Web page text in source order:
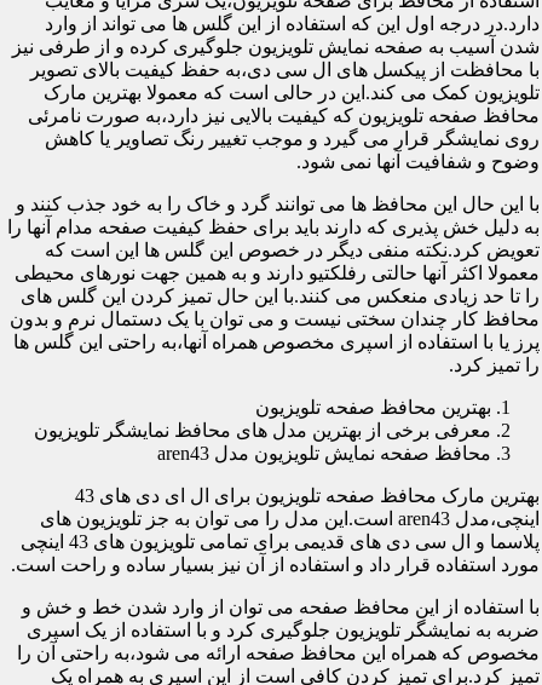
دارد.در درجه اول این که استفاده از این گلس ها می تواند از وارد
شدن آسیب به صفحه نمایش تلویزیون جلوگیری کرده و از طرفی نیز
با محافظت از پیکسل های ال سی دی،به حفظ کیفیت بالای تصویر
تلویزیون کمک می کند.این در حالی است که معمولا بهترین مارک
محافظ صفحه تلویزیون که کیفیت بالایی نیز دارد،به صورت نامرئی
روی نمایشگر قرار می گیرد و موجب تغییر رنگ تصاویر یا کاهش
وضوح و شفافیت آنها نمی شود.
با این حال این محافظ ها می توانند گرد و خاک را به خود جذب کنند و
به دلیل خش پذیری که دارند باید برای حفظ کیفیت صفحه مدام آنها را
تعویض کرد.نکته منفی دیگر در خصوص این گلس ها این است که
معمولا اکثر آنها حالتی رفلکتیو دارند و به همین جهت نورهای محیطی
را تا حد زیادی منعکس می کنند.با این حال تمیز کردن این گلس های
محافظ کار چندان سختی نیست و می توان با یک دستمال نرم و بدون
پرز یا با استفاده از اسپری مخصوص همراه آنها،به راحتی این گلس ها
را تمیز کرد.
بهترین محافظ صفحه تلویزیون
معرفی برخی از بهترین مدل های محافظ نمایشگر تلویزیون
محافظ صفحه نمایش تلویزیون مدل aren43
بهترین مارک محافظ صفحه تلویزیون برای ال ای دی های 43
اینچی،مدل aren43 است.این مدل را می توان به جز تلویزیون های
پلاسما و ال سی دی های قدیمی برای تمامی تلویزیون های 43 اینچی
مورد استفاده قرار داد و استفاده از آن نیز بسیار ساده و راحت است.
با استفاده از این محافظ صفحه می توان از وارد شدن خط و خش و
ضربه به نمایشگر تلویزیون جلوگیری کرد و با استفاده از یک اسپری
مخصوص که همراه این محافظ صفحه ارائه می شود،به راحتی آن را
تمیز کرد.برای تمیز کردن کافی است از این اسپری به همراه یک